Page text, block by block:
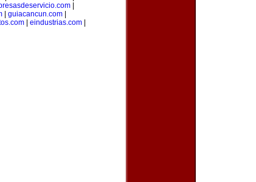
guiacancun.com
| eindustrias.com|